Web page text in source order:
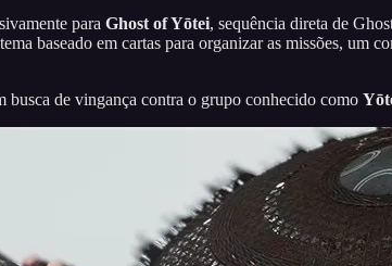
para Ghost of Yōtei, sequência direta de
baseado em cartas para organizar as missões, um
busca de vingança contra o grupo conhecido como